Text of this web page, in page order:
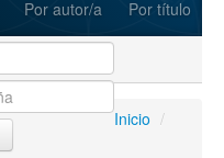
Por autor/a Por título
Inicio /